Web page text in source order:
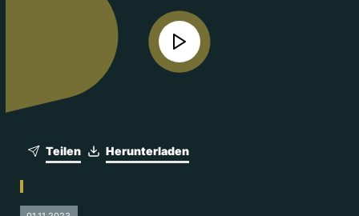
Herunterladen
Teilen